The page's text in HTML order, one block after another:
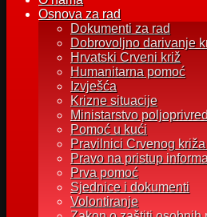
Osnova za rad
Dokumenti za rad
Dobrovoljno darivanje
Hrvatski Crveni križ
Humanitarna pomoć
Izvješća
Krizne situacije
Ministarstvo
Pomoć u kući
Pravilnici Crvenog
Pravo na pristup
Prva pomoć
Sjednice i dokumenti
Volontiranje